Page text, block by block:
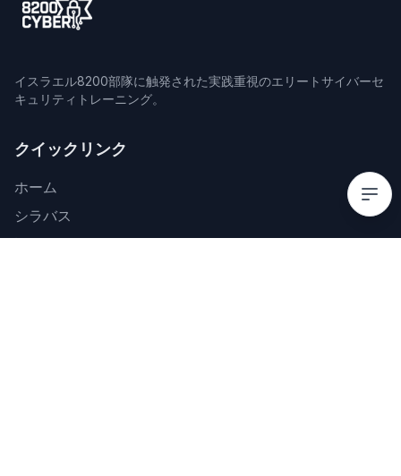
イスラエル8200部隊に触発された実践重視のエリートサイバーセ
キュリティトレーニング。
クイックリンク
ホーム
シラバス